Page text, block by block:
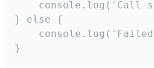
console.log('Call
} else {
}